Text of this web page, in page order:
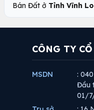
Bán Đất ở Tỉnh Vĩnh
CÔNG TY
MSDN
:
Đầu
01/